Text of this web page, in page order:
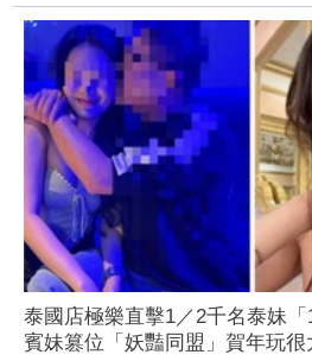
泰國店極樂直擊1／2千名泰妹
賓妹篡位「妖豔同盟」賀年玩很